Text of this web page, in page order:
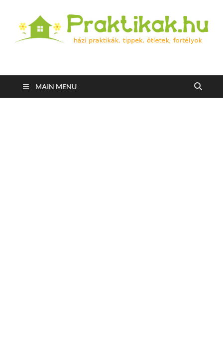
Praktikak.hu
MAIN MENU